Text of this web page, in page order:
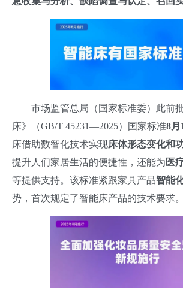
市场监管总局（国家标准委）此前
床》（GB/T 45231—2025）国家标准8月
床借助数智化技术实现床体形态变化和
提升人们家居生活的便捷性，还能为 医
等提供支持。该标准紧跟家具产品智能
势，首次规定了智能床产品的技术要求。